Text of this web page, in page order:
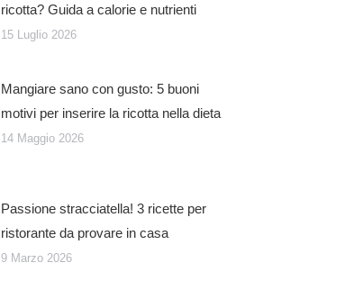
ricotta? Guida a calorie e nutrienti
15 Luglio 2026
Mangiare sano con gusto: 5 buoni
motivi per inserire la ricotta nella dieta
14 Maggio 2026
Passione stracciatella! 3 ricette per
ristorante da provare in casa
9 Marzo 2026